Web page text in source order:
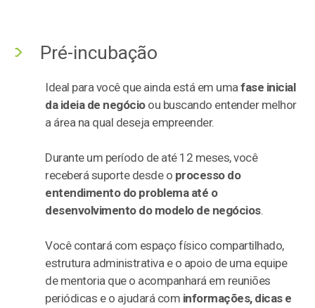
Pré-incubação
Ideal para você que ainda está em umafase inicial
da ideia de negócioou buscando entender melhor
a área na qual deseja empreender.
Durante um período de até 12 meses, você
receberá suporte desde o processo do
entendimento do problema até o
desenvolvimento do modelo de negócios.
Você contará com espaço físico compartilhado,
estrutura administrativa e o apoio de uma equipe
de mentoria que o acompanhará em reuniões
periódicas e o ajudará com informações, dicas e